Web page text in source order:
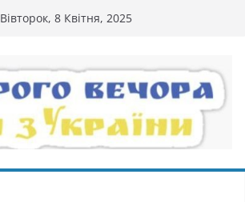
Вівторок, 8 Квітня, 2025